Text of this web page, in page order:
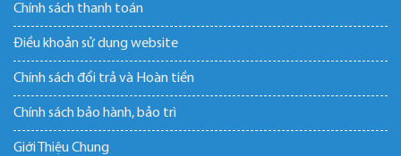
Chính sách thanh toán
Điều khoản sử dụng website
Chính sách đổi trả và Hoàn tiền
Chính sách bảo hành, bảo trì
Giới Thiệu Chung